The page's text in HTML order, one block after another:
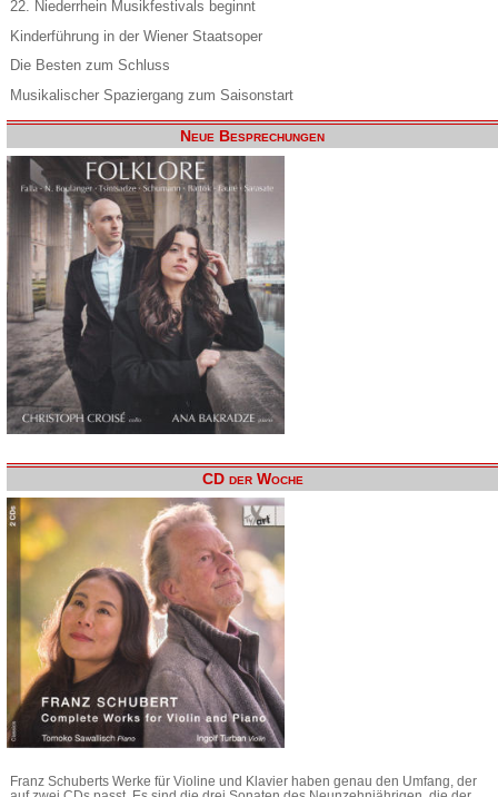
22. Niederrhein Musikfestivals beginnt
Kinderführung in der Wiener Staatsoper
Die Besten zum Schluss
Musikalischer Spaziergang zum Saisonstart
Neue Besprechungen
CD der Woche
Franz Schuberts Werke für Violine und Klavier haben genau den Umfang, der